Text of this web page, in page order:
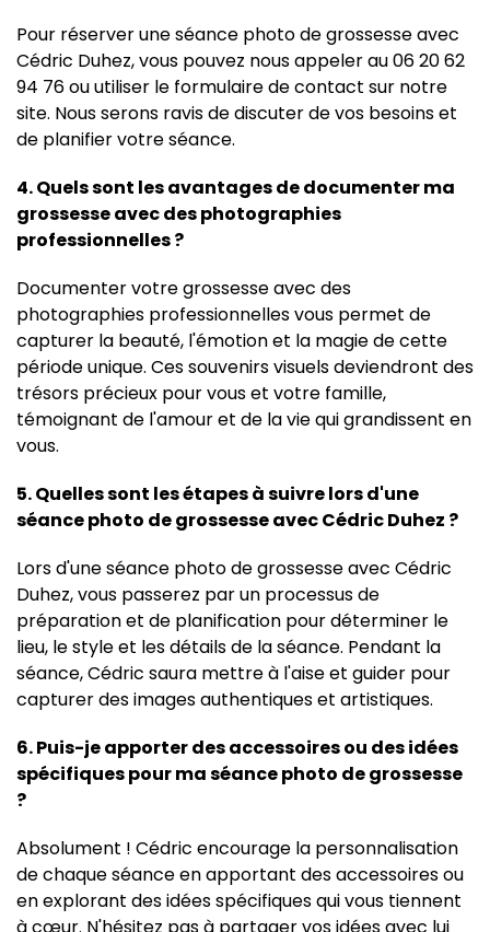
Pour réserver une séance photo de grossesse avec
Cédric Duhez, vous pouvez nous appeler au 06 20 62
94 76 ou utiliser le formulaire de contact sur notre
site. Nous serons ravis de discuter de vos besoins et
de planifier votre séance.
4. Quels sont les avantages de documenter ma
grossesse avec des photographies
professionnelles ?
Documenter votre grossesse avec des
photographies professionnelles vous permet de
capturer la beauté, l'émotion et la magie de cette
période unique. Ces souvenirs visuels deviendront des
trésors précieux pour vous et votre famille,
témoignant de l'amour et de la vie qui grandissent en
vous.
5. Quelles sont les étapes à suivre lors d'une
séance photo de grossesse avec Cédric Duhez ?
Lors d'une séance photo de grossesse avec Cédric
Duhez, vous passerez par un processus de
préparation et de planification pour déterminer le
lieu, le style et les détails de la séance. Pendant la
séance, Cédric saura mettre à l'aise et guider pour
capturer des images authentiques et artistiques.
6. Puis-je apporter des accessoires ou des idées
spécifiques pour ma séance photo de grossesse
?
Absolument ! Cédric encourage la personnalisation
de chaque séance en apportant des accessoires ou
en explorant des idées spécifiques qui vous tiennent